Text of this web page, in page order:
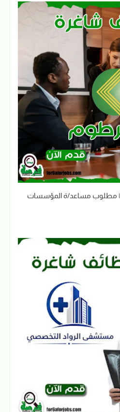
وظائف بنك الخرطوم 2026 | مطلوب مساعد/ة المؤسسات